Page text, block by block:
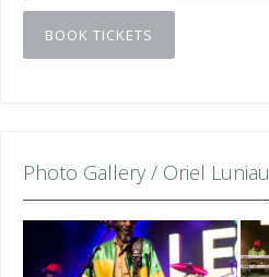
BOOK TICKETS
Photo Gallery / Oriel Luniau